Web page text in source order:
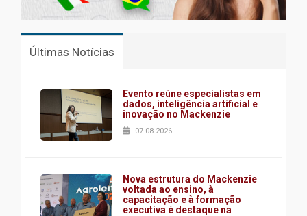
Últimas Notícias
Evento reúne especialistas em
dados, inteligência artificial e
inovação no Mackenzie
07.08.2026
Nova estrutura do Mackenzie
voltada ao ensino, à
capacitação e à formação
executiva é destaque na